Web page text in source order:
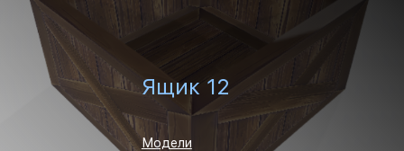
Ящик 12
Модели